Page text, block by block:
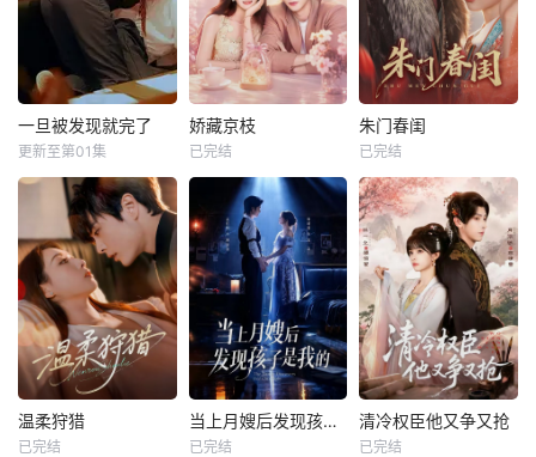
一旦被发现就完了
更新至第01集
娇藏京枝
已完结
朱门春闺
已完结
温柔狩猎
已完结
当上月嫂后发现孩子是我的
已完结
清冷权臣他又争又抢
已完结